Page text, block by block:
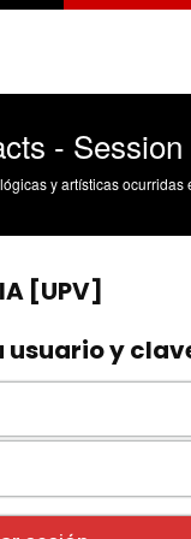
1
ocurridas en los tres